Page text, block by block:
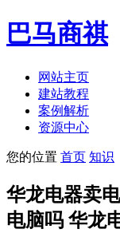
巴马商祺
网站主页
建站教程
案例解析
资源中心
您的位置 首页 知识
华龙电器卖
电脑吗 华龙